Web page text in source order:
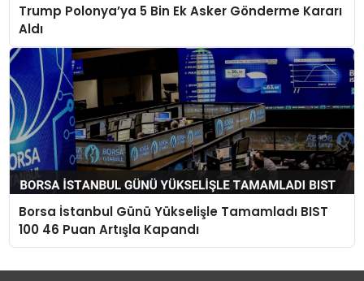
Trump Polonya’ya 5 Bin Ek Asker Gönderme Kararı
Aldı
Borsa İstanbul Günü Yükselişle Tamamladı BIST
100 46 Puan Artışla Kapandı